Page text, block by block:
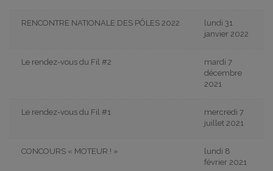
RENCONTRE NATIONALE DES PÔLES 2022
lundi 31
janvier 2022
Le rendez-vous du Fil #2
mardi 7
décembre
2021
Le rendez-vous du Fil #1
mercredi 7
juillet 2021
CONCOURS « MOTEUR ! »
lundi 8
février 2021